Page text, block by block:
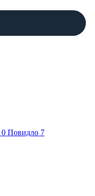
0 Повидло 7